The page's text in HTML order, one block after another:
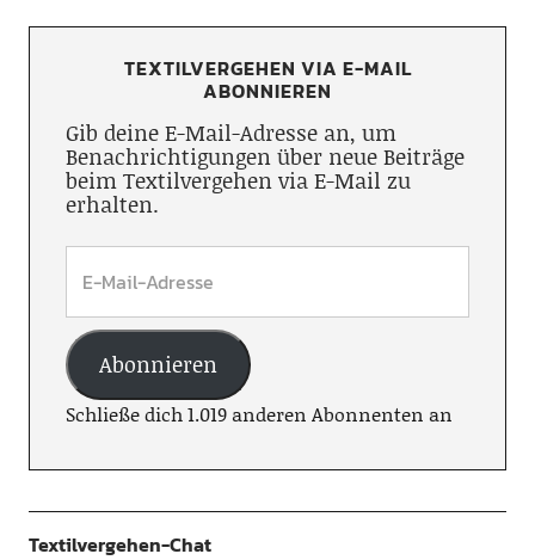
TEXTILVERGEHEN VIA E-MAIL
ABONNIEREN
Gib deine E-Mail-Adresse an, um
Benachrichtigungen über neue Beiträge
beim Textilvergehen via E-Mail zu
erhalten.
Abonnieren
Schließe dich 1.019 anderen Abonnenten an
Textilvergehen-Chat